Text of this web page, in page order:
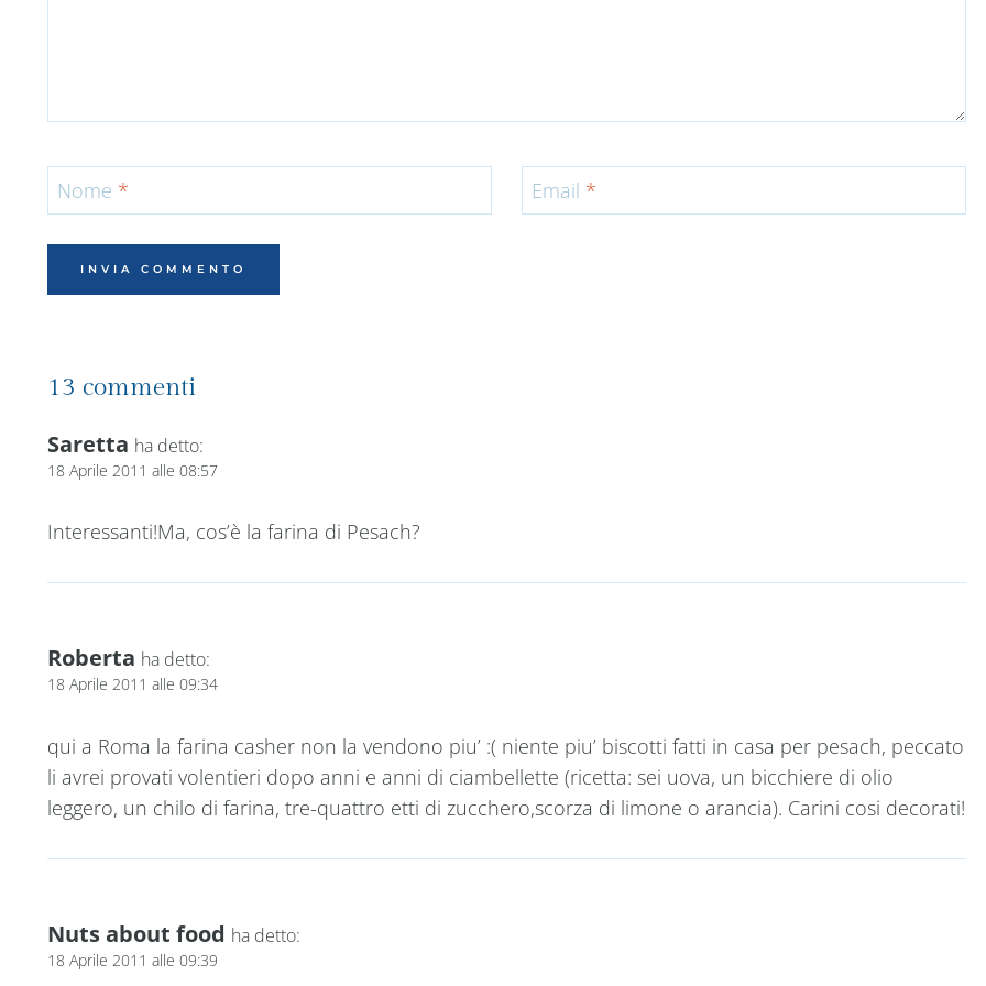
Nome * Email *
13 commenti
Saretta ha detto:
18 Aprile 2011 alle 08:57
Interessanti!Ma, cos’è la farina di Pesach?
Roberta ha detto:
18 Aprile 2011 alle 09:34
qui a Roma la farina casher non la vendono piu’ :( niente piu’ biscotti fatti in casa per pesach, peccato
li avrei provati volentieri dopo anni e anni di ciambellette (ricetta: sei uova, un bicchiere di olio
leggero, un chilo di farina, tre-quattro etti di zucchero,scorza di limone o arancia). Carini cosi decorati!
Nuts about food ha detto:
18 Aprile 2011 alle 09:39